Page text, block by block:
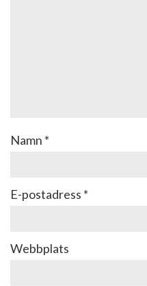
Namn *
E-postadress *
Webbplats